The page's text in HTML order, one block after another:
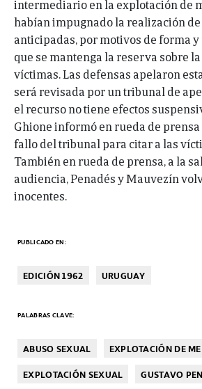
intermediario en la explotación de
habían impugnado la realización
anticipadas, por motivos de forma y
que se mantenga la reserva sobre
víctimas. Las defensas apelaron
será revisada por un tribunal de
el recurso no tiene efectos
Ghione informó en rueda de
fallo del tribunal para citar a las
También en rueda de prensa, a la
audiencia, Penadés y Mauvezín
inocentes.
PUBLICADO EN:
EDICIÓN 1962 URUGUAY
PALABRAS CLAVE:
ABUSO SEXUAL
EXPLOTACIÓN DE
EXPLOTACIÓN SEXUAL
GUSTAVO